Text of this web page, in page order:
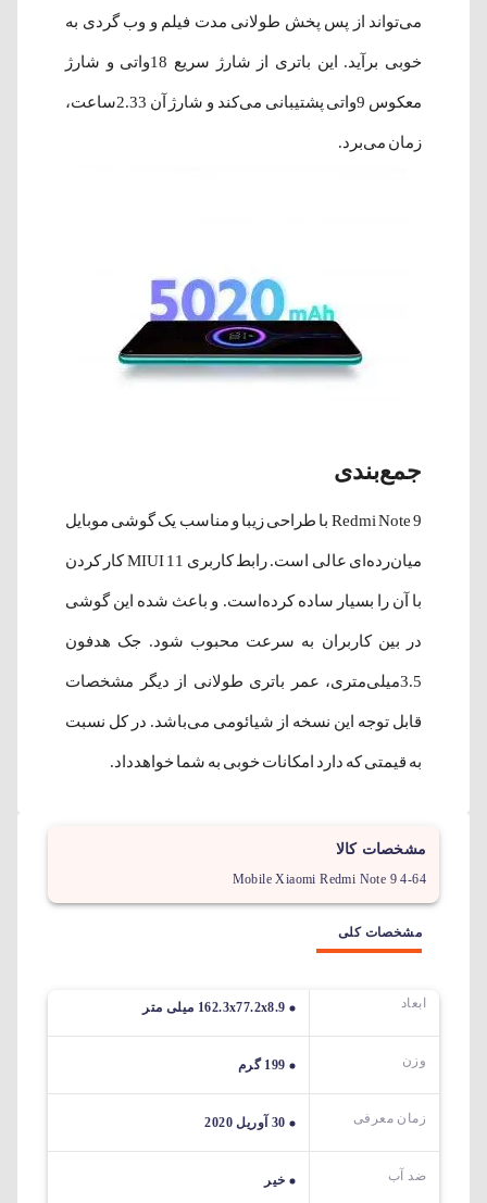
می‌تواند از پس پخش طولانی مدت فیلم و وب گردی به
خوبی برآید. این باتری از شارژ سریع 18واتی و شارژ
معکوس 9واتی پشتیبانی می‌کند و شارژ آن 2.33ساعت،
زمان می‌برد.
جمع‌بندی
Redmi Note 9 با طراحی زیبا و مناسب یک گوشی موبایل
میان‌رده‌ای عالی ‌است. رابط کاربری MIUI 11 کار کردن
با آن را بسیار ساده کرده‌است. و باعث شده این گوشی
در بین کاربران به سرعت محبوب شود. جک هدفون
3.5میلی‌متری، عمر باتری طولانی از دیگر مشخصات
قابل توجه این نسخه از شیائومی می‌باشد. در کل نسبت
به قیمتی که دارد امکانات خوبی به شما خواهدداد.
مشخصات کالا
Mobile Xiaomi Redmi Note 9 4-64
مشخصات کلی
ابعاد 162.3x77.2x8.9 میلی متر
وزن 199 گرم
زمان معرفی 30 آوریل 2020
ضد آب خیر